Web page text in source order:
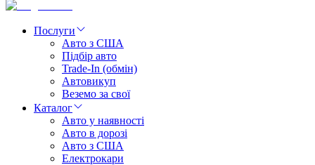
Послуги
Авто з США
Підбір авто
Trade-In (обмін)
Автовикуп
Веземо за свої
Каталог
Авто у наявності
Авто в дорозі
Авто з США
Електрокари